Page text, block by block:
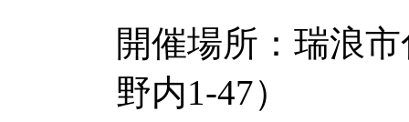
開催場所：瑞浪
野内1-47）